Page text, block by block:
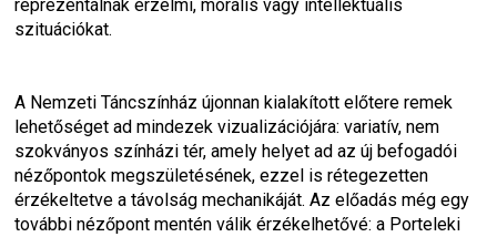
reprezentálnak érzelmi, morális vagy intellektuális
szituációkat.
A Nemzeti Táncszínház újonnan kialakított előtere remek
lehetőséget ad mindezek vizualizációjára: variatív, nem
szokványos színházi tér, amely helyet ad az új befogadói
nézőpontok megszületésének, ezzel is rétegezetten
érzékeltetve a távolság mechanikáját. Az előadás még egy
további nézőpont mentén válik érzékelhetővé: a Porteleki